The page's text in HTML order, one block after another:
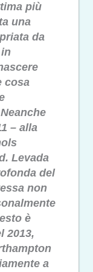
più
una
da
cosa
– alla
Levada
del
non
è
2013,
a